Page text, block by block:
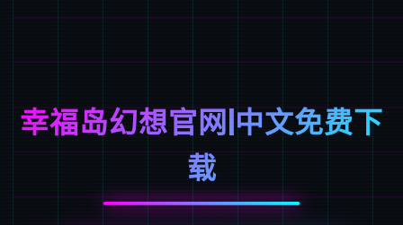
幸福岛幻想官网|中文免费下
载